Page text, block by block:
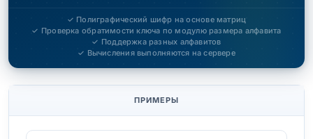
✓ Полиграфический шифр на основе матриц
✓ Проверка обратимости ключа по модулю размера алфавита
✓ Поддержка разных алфавитов
✓ Вычисления выполняются на сервере
ПРИМЕРЫ